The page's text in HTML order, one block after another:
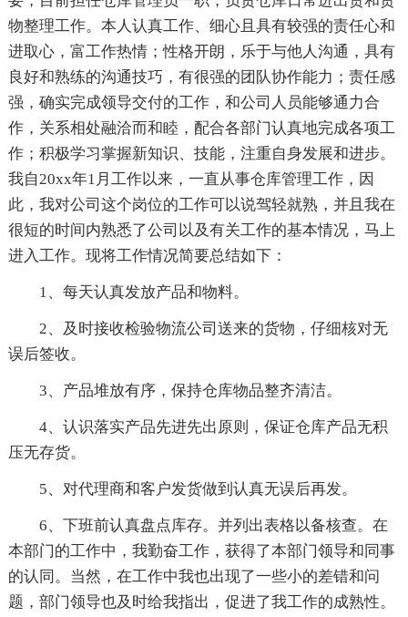
物整理工作。本人认真工作、细心且具有较强的责任心和
进取心，富工作热情；性格开朗，乐于与他人沟通，具有
良好和熟练的沟通技巧，有很强的团队协作能力；责任感
强，确实完成领导交付的工作，和公司人员能够通力合
作，关系相处融洽而和睦，配合各部门认真地完成各项工
作；积极学习掌握新知识、技能，注重自身发展和进步。
我自20xx年1月工作以来，一直从事仓库管理工作，因
此，我对公司这个岗位的工作可以说驾轻就熟，并且我在
很短的时间内熟悉了公司以及有关工作的基本情况，马上
进入工作。现将工作情况简要总结如下：
1、每天认真发放产品和物料。
2、及时接收检验物流公司送来的货物，仔细核对无
误后签收。
3、产品堆放有序，保持仓库物品整齐清洁。
4、认识落实产品先进先出原则，保证仓库产品无积
压无存货。
5、对代理商和客户发货做到认真无误后再发。
6、下班前认真盘点库存。并列出表格以备核查。在
本部门的工作中，我勤奋工作，获得了本部门领导和同事
的认同。当然，在工作中我也出现了一些小的差错和问
题，部门领导也及时给我指出，促进了我工作的成熟性。